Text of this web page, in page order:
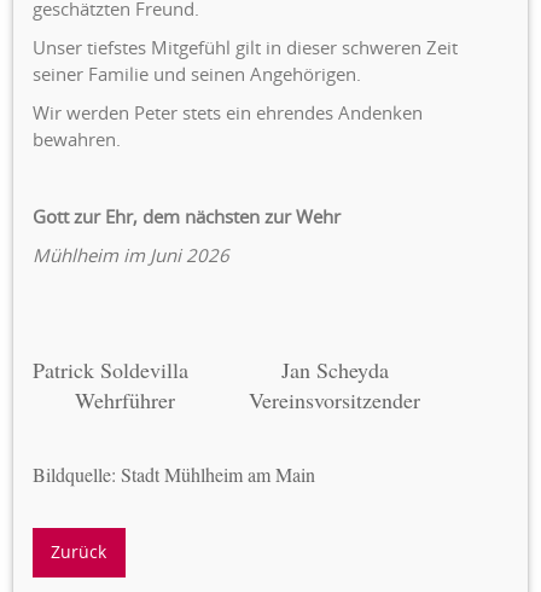
geschätzten Freund.
Unser tiefstes Mitgefühl gilt in dieser schweren Zeit
seiner Familie und seinen Angehörigen.
Wir werden Peter stets ein ehrendes Andenken
bewahren.
Gott zur Ehr, dem nächsten zur Wehr
Mühlheim im Juni 2026
Patrick Soldevilla Jan Scheyda
Wehrführer Vereinsvorsitzender
Bildquelle: Stadt Mühlheim am Main
Zurück